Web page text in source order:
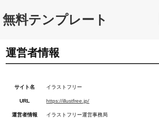
無料テンプレート
運営者情報
サイト名 イラストフリー
URL https://illustfree.jp/
運営者情報 イラストフリー運営事務局